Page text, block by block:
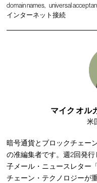
domain names universal
インターネット接続
マイク オル
米
暗号通貨とブロックチェー
の准編集者です。週2回発
子メール・ニュースレター
チェーン・テクノロジーが